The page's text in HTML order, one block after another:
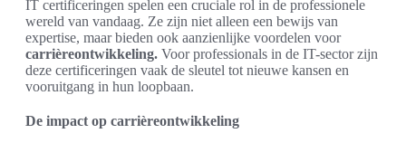
IT certificeringen spelen een cruciale rol in de professionele
wereld van vandaag. Ze zijn niet alleen een bewijs van
expertise, maar bieden ook aanzienlijke voordelen voor
carrièreontwikkeling. Voor professionals in de IT-sector zijn
deze certificeringen vaak de sleutel tot nieuwe kansen en
vooruitgang in hun loopbaan.
De impact op carrièreontwikkeling